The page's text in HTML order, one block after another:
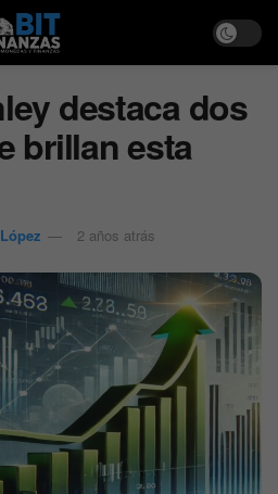
destaca dos
brillan esta
2 años atrás